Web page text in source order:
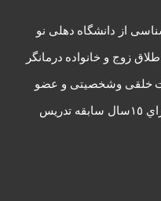
از دانشگاه دهلی نو
زوج و خانواده درمانگر
خلقی وشخصيتی و عضو
هئيت علمی دانشگاه تربيت معلم و داراي ١٥سال سابقه تدريس